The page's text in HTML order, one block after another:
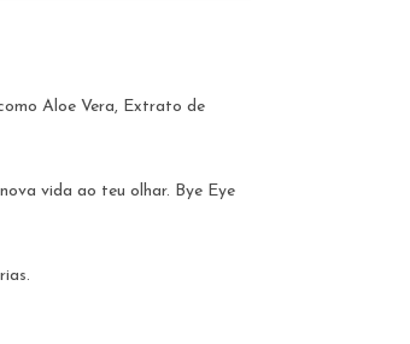
Aloe Vera, Extrato de
vida ao teu olhar. Bye Eye